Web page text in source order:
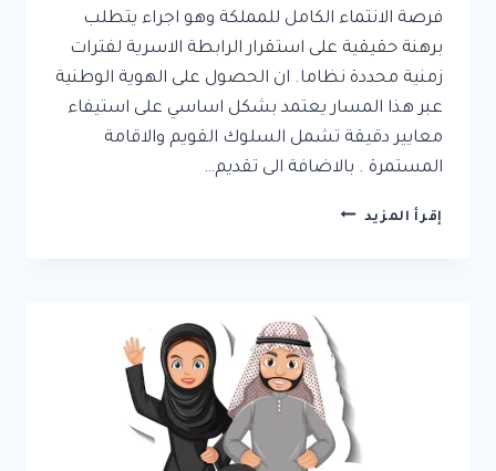
فرصة الانتماء الكامل للمملكة وهو اجراء يتطلب
برهنة حقيقية على استقرار الرابطة الاسرية لفترات
زمنية محددة نظاما. ان الحصول على الهوية الوطنية
عبر هذا المسار يعتمد بشكل اساسي على استيفاء
معايير دقيقة تشمل السلوك القويم والاقامة
المستمرة . بالاضافة الى تقديم…
إقرأ المزيد التجنيس
واجراءات
الحصول
على
الجنسية
للمقيمين